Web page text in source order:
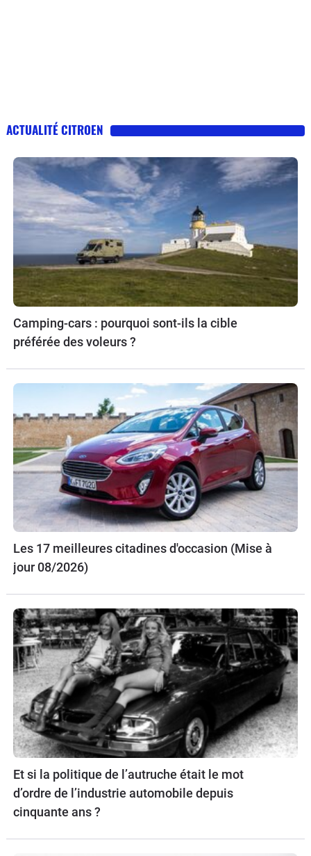
ACTUALITÉ CITROEN
Camping-cars : pourquoi sont-ils la cible
préférée des voleurs ?
Les 17 meilleures citadines d'occasion (Mise à
jour 08/2026)
Et si la politique de l’autruche était le mot
d’ordre de l’industrie automobile depuis
cinquante ans ?